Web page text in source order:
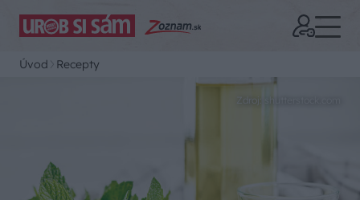
Úvod Recepty
Zdroj: shutterstock.com